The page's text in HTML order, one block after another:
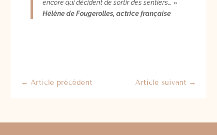
encore qui décident de sortir des sentiers… »
Hélène de Fougerolles, actrice française
← Article précédent Article suivant →